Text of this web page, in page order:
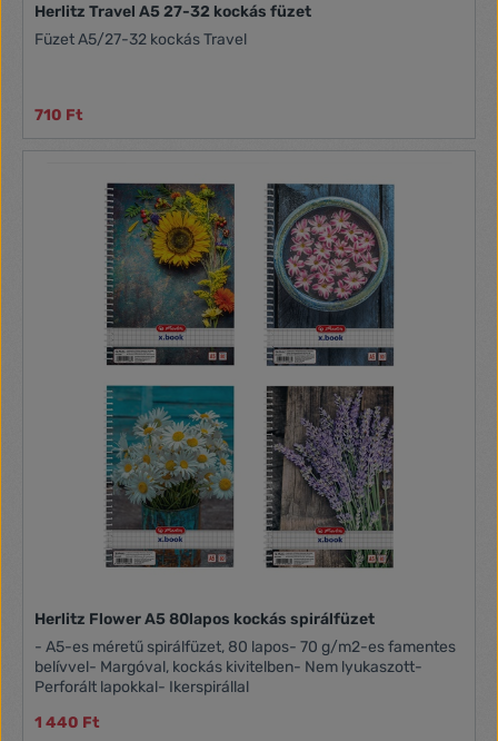
Herlitz Travel A5 27-32 kockás füzet
Füzet A5/27-32 kockás Travel
710 Ft
Herlitz Flower A5 80lapos kockás spirálfüzet
- A5-es méretű spirálfüzet, 80 lapos- 70 g/m2-es famentes
belívvel- Margóval, kockás kivitelben- Nem lyukaszott-
Perforált lapokkal- Ikerspirállal
1 440 Ft